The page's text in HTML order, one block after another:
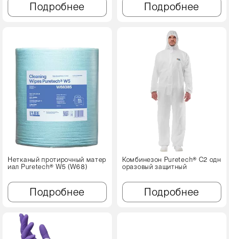
Подробнее Подробнее
Нетканый протирочный матер
иал Puretech® W5 (W68)
Подробнее
Комбинезон Puretech® C2 одн
оразовый защитный
Подробнее